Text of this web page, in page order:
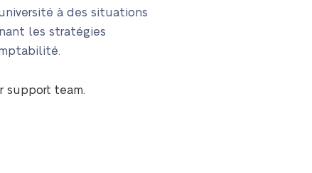
à des situations
les stratégies
support team.